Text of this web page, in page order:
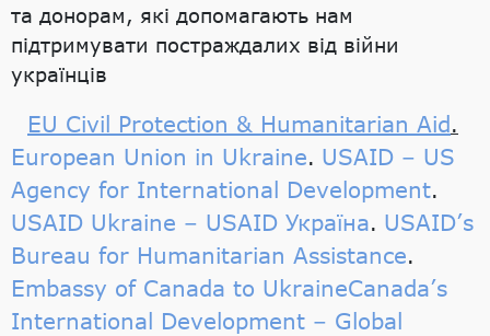
та донорам, які допомагають нам
підтримувати постраждалих від війни
українців
EU Civil Protection & Humanitarian Aid.
European Union in Ukraine. USAID – US
Agency for International Development.
USAID Ukraine – USAID Україна. USAID’s
Bureau for Humanitarian Assistance.
Embassy of Canada to UkraineCanada’s
International Development – Global